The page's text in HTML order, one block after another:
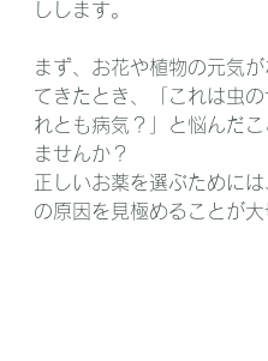
しします。
まず、お花や植物の元気が
てきたとき、「これは虫
れとも病気？」と悩んだこ
ませんか？
正しいお薬を選ぶために
の原因を見極めることが大